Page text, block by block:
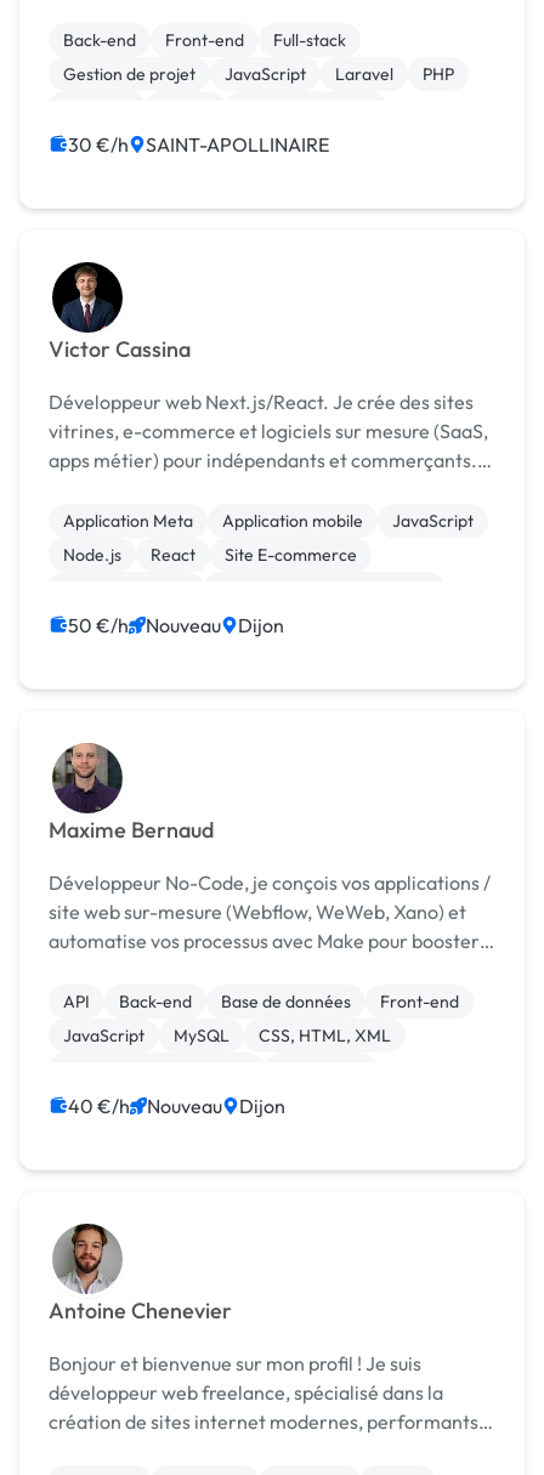
web. Vous avez besoin d'une landing page, d'un site
vitrine o...
Back-end Front-end
Full-stack
Gestion de projet
JavaScript Laravel
PHP
30 €/h SAINT-APOLLINAIRE
Victor Cassina
Développeur web Next.js/React. Je crée des sites
vitrines, e-commerce et logiciels sur mesure (SaaS,
apps métier) pour indépendants et commerçants.
Application Meta Application mobile
JavaScript
Node.js
React
Site E-commerce
SaaS
Site clé en main
50 €/h Nouveau Dijon
Maxime Bernaud
Développeur No-Code, je conçois vos applications /
site web sur-mesure (Webflow, WeWeb, Xano) et
automatise vos processus avec Make pour booster
API Back-end Base de données
Front-end
JavaScript
MySQL
CSS, HTML, XML
Gestion site web
40 €/h Nouveau Dijon
Antoine Chenevier
Bonjour et bienvenue sur mon profil ! Je suis
développeur web freelance, spécialisé dans la
création de sites internet modernes, performants